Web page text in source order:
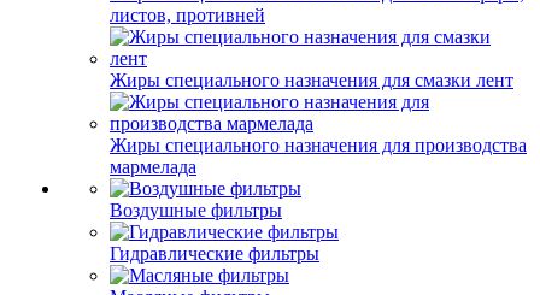
листов, противней
Жиры специального назначения для смазки лент
Жиры специального назначения для производства
мармелада
Воздушные фильтры
Гидравлические фильтры